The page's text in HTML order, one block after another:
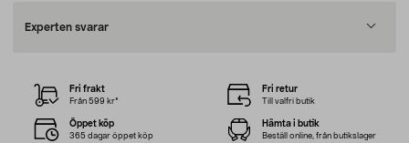
Experten svarar
Fri frakt
Från 599 kr*
Fri retur
Till valfri butik
Öppet köp
365 dagar öppet köp
Hämta i butik
Beställ online, från butikslager